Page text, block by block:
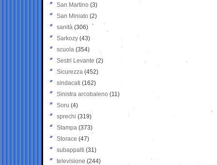
San Martino (3)
San Miniato (2)
sanità (306)
Sarkozy (43)
scuola (354)
Sestri Levante (2)
Sicurezza (452)
sindacati (162)
Sinistra arcobaleno (11)
Soru (4)
sprechi (319)
Stampa (373)
Storace (47)
subappalti (31)
televisione(244)